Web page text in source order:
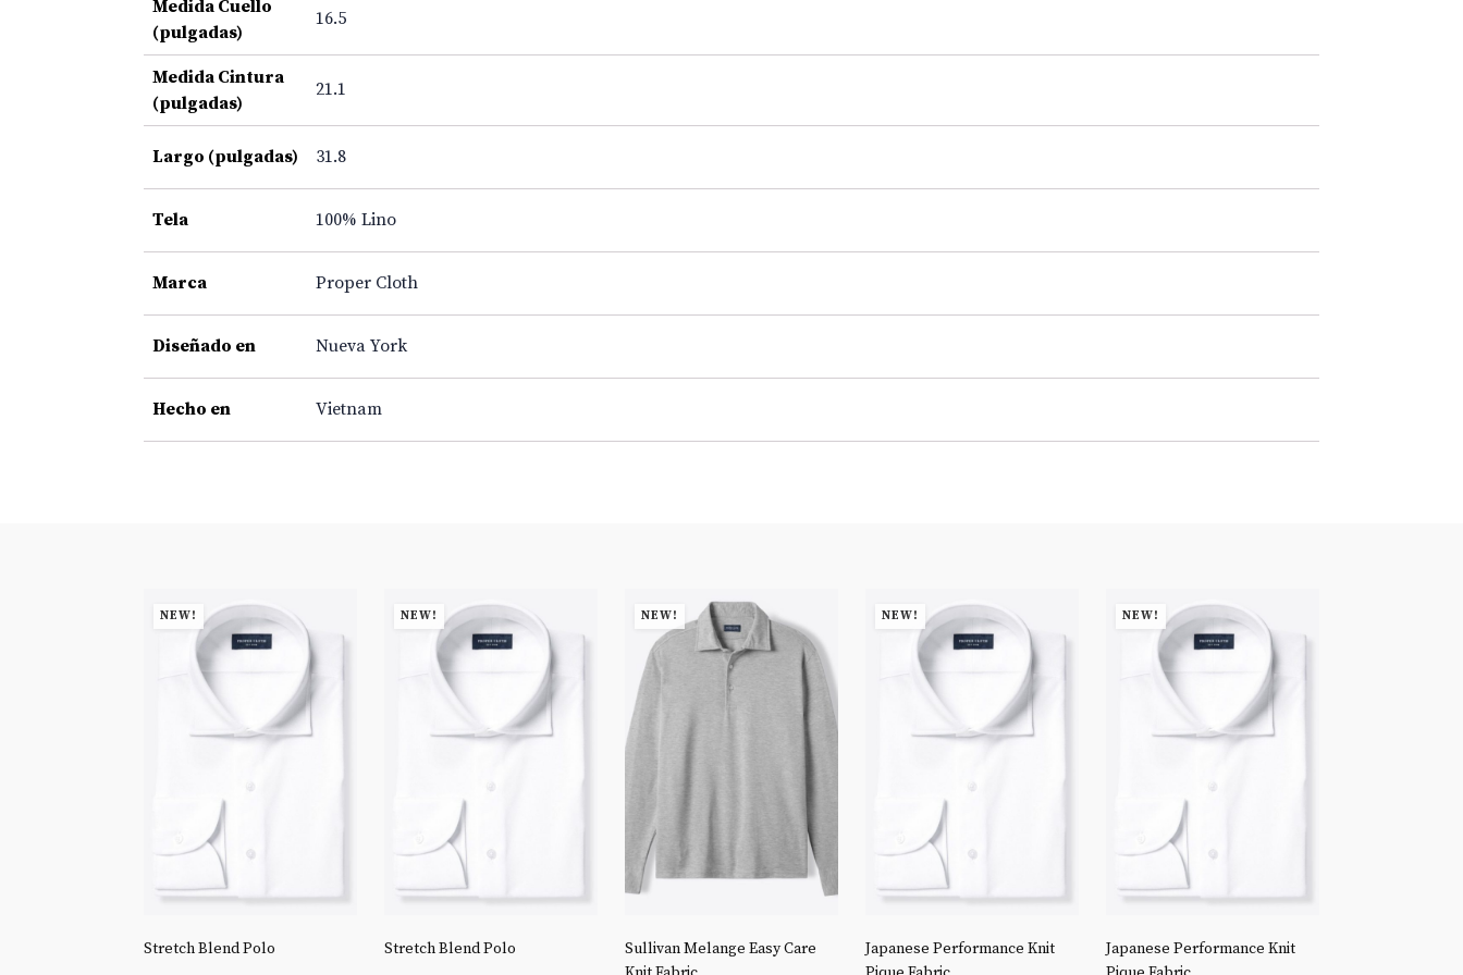
Medida Cuello
(pulgadas)
16.5
Medida Cintura
(pulgadas)
21.1
Largo (pulgadas) 31.8
Tela 100% Lino
Marca Proper Cloth
Diseñado en Nueva York
Hecho en Vietnam
NEW!
Stretch Blend Polo
NEW!
Stretch Blend Polo
NEW!
Sullivan Melange Easy Care
NEW!
Japanese Performance Knit
NEW!
Japanese Performance Knit